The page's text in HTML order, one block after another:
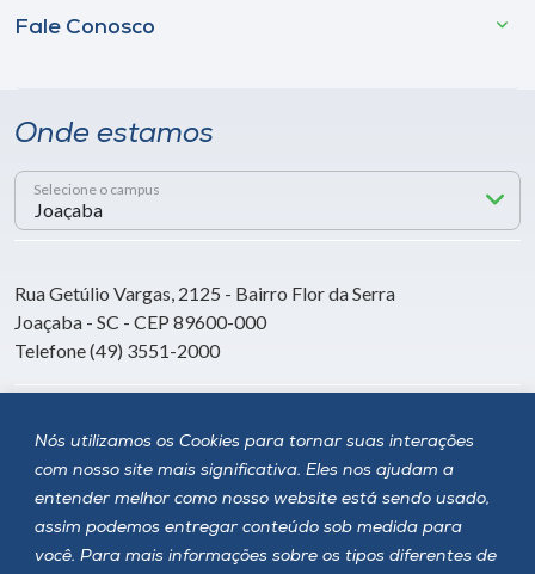
Nós utilizamos os Cookies para tornar suas interações
com nosso site mais significativa. Eles nos ajudam a
entender melhor como nosso website está sendo usado,
assim podemos entregar conteúdo sob medida para
você. Para mais informações sobre os tipos diferentes de
Fale Conosco
Onde estamos
Selecione o campus
Rua Getúlio Vargas, 2125 - Bairro Flor da Serra
Joaçaba - SC - CEP 89600-000
Telefone (49) 3551-2000
Siga a Unoesc